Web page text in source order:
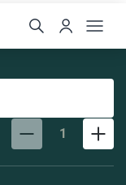
1